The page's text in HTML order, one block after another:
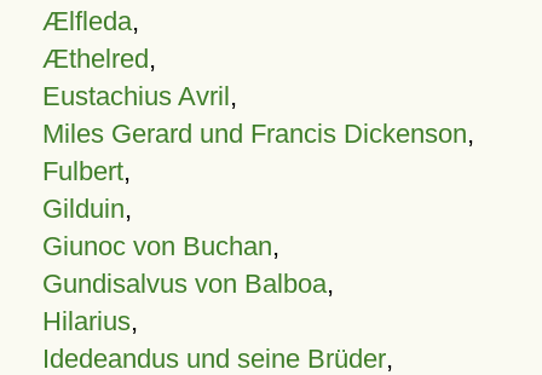
Ælfleda,
Æthelred,
Eustachius Avril,
Miles Gerard und Francis Dickenson,
Fulbert,
Gilduin,
Giunoc von Buchan,
Gundisalvus von Balboa,
Hilarius,
Idedeandus und seine Brüder,